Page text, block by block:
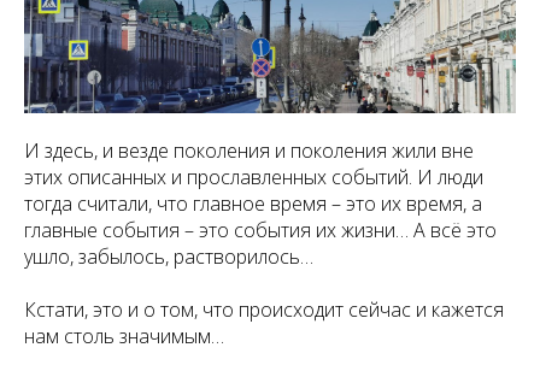
И здесь, и везде поколения и поколения жили вне
этих описанных и прославленных событий. И люди
тогда считали, что главное время – это их время, а
главные события – это события их жизни… А всё это
ушло, забылось, растворилось…
Кстати, это и о том, что происходит сейчас и кажется
нам столь значимым…